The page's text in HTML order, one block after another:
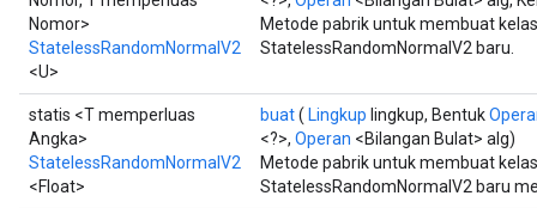
Nomor>
StatelessRandomNormalV2
<U>
Metode pabrik untuk membuat
StatelessRandomNormalV2 baru.
statis <T memperluas
Angka>
StatelessRandomNormalV2
<Float>
buat( Lingkup lingkup, Bentuk
<?>, Operan <Bilangan Bulat> alg)
Metode pabrik untuk membuat
StatelessRandomNormalV2 baru